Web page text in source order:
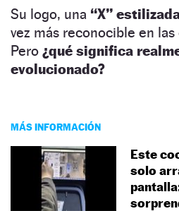
Su logo, una “X”
vez más reconocible en
Pero ¿qué significa
evolucionado?
MÁS INFORMACIÓN
Este
solo